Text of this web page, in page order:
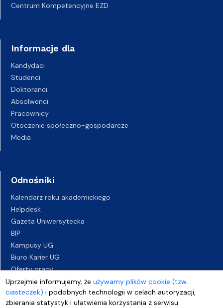
Uprzejmie informujemy, żeużywamy plików cookie (tzw.
ciasteczek) i podobnych technologii w celach autoryzacji,
zbierania statystyk i ułatwienia korzystania z serwisu
Centrum Kompetencyjne EZD
Informacje dla
Kandydaci
Studenci
Doktoranci
Absolwenci
Pracownicy
Otoczenie społeczno-gospodarcze
Media
Odnośniki
Kalendarz roku akademickiego
Helpdesk
Gazeta Uniwersytecka
BIP
Kampusy UG
Biuro Karier UG
Oferty pracy
Deklaracja dostępności